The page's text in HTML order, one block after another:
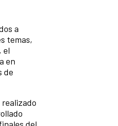
a
temas,
el
en
de